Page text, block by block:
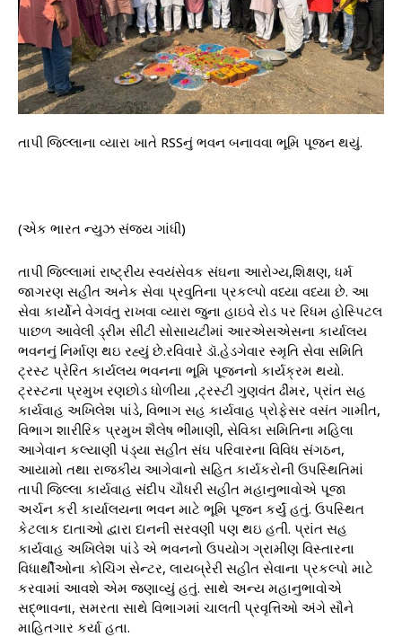
તાપી જિલ્લાના વ્યારા ખાતે RSSનું ભવન બનાવવા ભૂમિ પૂજન થયું.
(એક ભારત ન્યુઝ સંજય ગાંધી)
તાપી જિલ્લામાં રાષ્ટ્રીય સ્વયંસેવક સંઘના આરોગ્ય,શિક્ષણ, ધર્મ
જાગરણ સહીત અનેક સેવા પ્રવુતિના પ્રકલ્પો વધ્યા વધ્યા છે. આ
સેવા કાર્યોને વેગવંતુ રાખવા વ્યારા જુના હાઇવે રોડ પર રિધમ હોસ્પિટલ
પાછળ આવેલી ડ્રીમ સીટી સોસાયટીમાં આરએસએસના કાર્યાલય
ભવનનું નિર્માણ થઇ રહ્યું છે.રવિવારે ડૉ.હેડગેવાર સ્મૃતિ સેવા સમિતિ
ટ્રસ્ટ પ્રેરિત કાર્યલય ભવનના ભૂમિ પૂજનનો કાર્યક્રમ થયો.
ટ્રસ્ટના પ્રમુખ રણછોડ ધોળીયા ,ટ્રસ્ટી ગુણવંત ઢીંમર, પ્રાંત સહ
કાર્યવાહ અખિલેશ પાંડે, વિભાગ સહ કાર્યવાહ પ્રોફેસર વસંત ગામીત,
વિભાગ શારીરિક પ્રમુખ શૈલેષ ભીમાણી, સેવિકા સમિતિના મહિલા
આગેવાન કલ્યાણી પંડ્યા સહીત સંઘ પરિવારના વિવિધ સંગઠન,
આયામો તથા રાજકીય આગેવાનો સહિત કાર્યકરોની ઉપસ્થિતિમાં
તાપી જિલ્લા કાર્યવાહ સંદીપ ચૌધરી સહીત મહાનુભાવોએ પૂજા
અર્ચન કરી કાર્યાલયના ભવન માટે ભૂમિ પૂજન કર્યું હતું. ઉપસ્થિત
કેટલાક દાતાઓ દ્વારા દાનની સરવણી પણ થઇ હતી. પ્રાંત સહ
કાર્યવાહ અખિલેશ પાંડે એ ભવનનો ઉપયોગ ગ્રામીણ વિસ્તારના
વિધાર્થીઓના કોચિંગ સેન્ટર, લાયબ્રેરી સહીત સેવાના પ્રકલ્પો માટે
કરવામાં આવશે એમ જણાવ્યું હતું. સાથે અન્ય મહાનુભાવોએ
સદ્ભાવના, સમરતા સાથે વિભાગમાં ચાલતી પ્રવૃત્તિઓ અંગે સૌને
માહિતગાર કર્યા હતા.